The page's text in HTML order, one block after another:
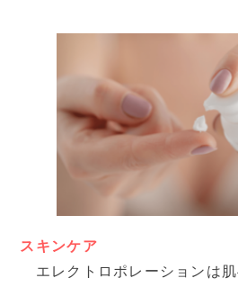
スキンケア
エレクトロポレーションは